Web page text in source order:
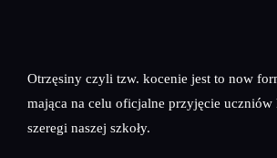
Otrzęsiny czyli tzw. kocenie jest to now
mająca na celu oficjalne przyjęcie
szeregi naszej szkoły.